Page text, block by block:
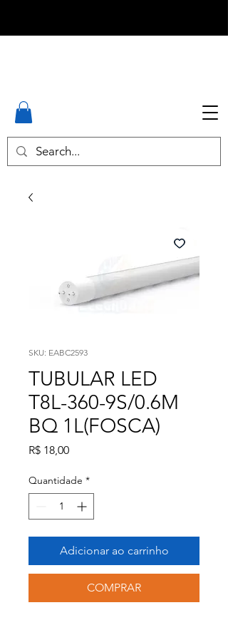
SKU: EABC2593
TUBULAR LED
T8L-360-9S/0.6M
BQ 1L(FOSCA)
R$ 18,00Preço
Quantidade *
Adicionar ao carrinho
COMPRAR